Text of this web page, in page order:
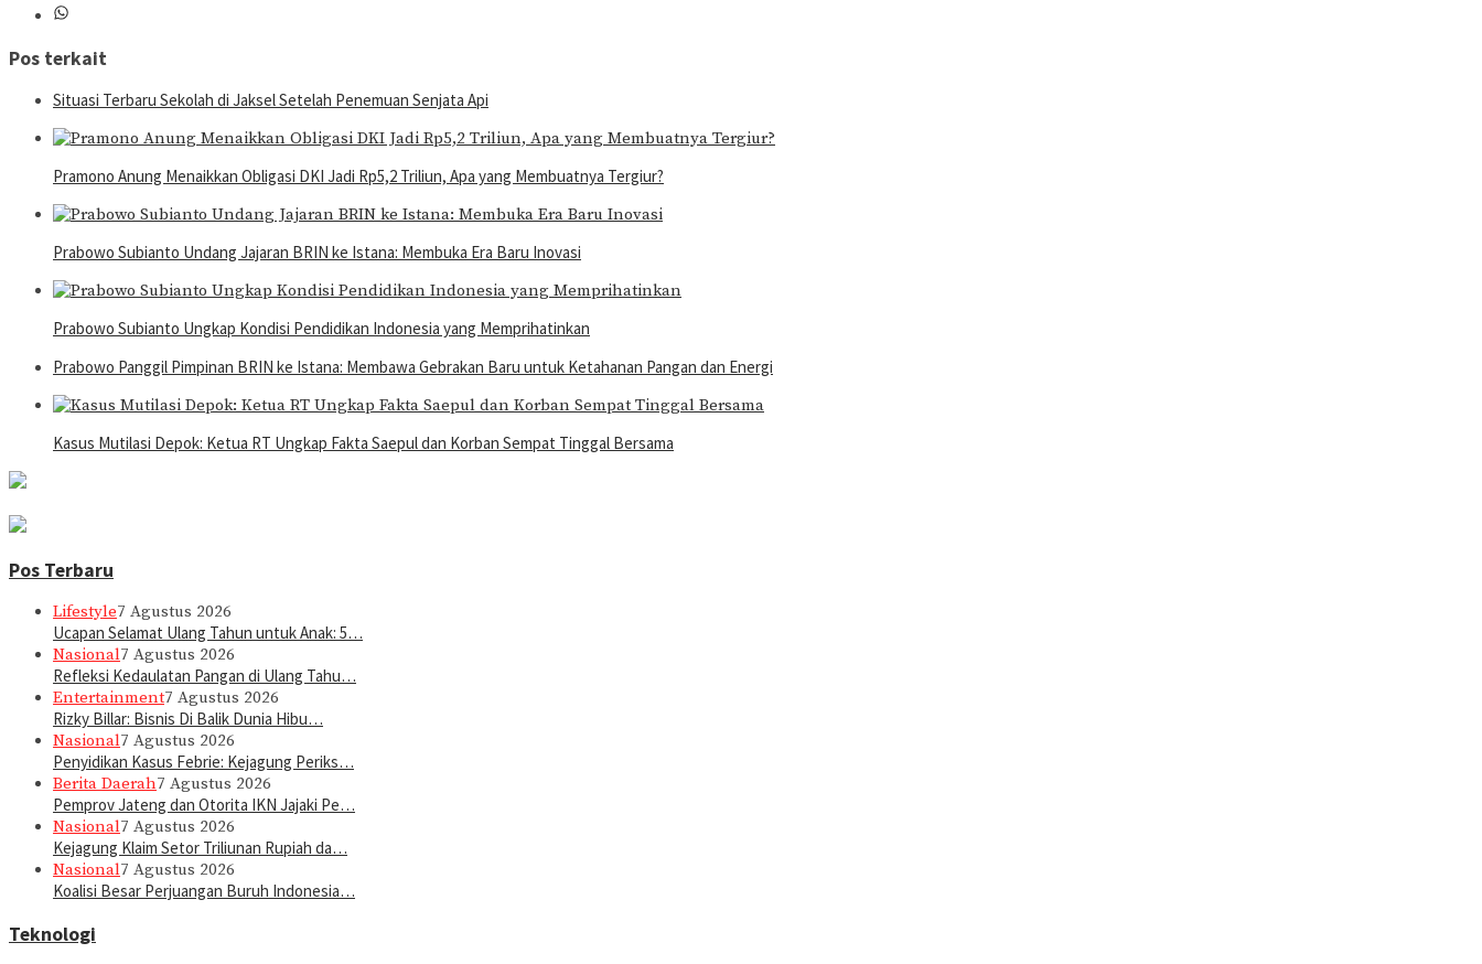
Pos terkait
Situasi Terbaru Sekolah di Jaksel Setelah Penemuan Senjata Api
Pramono Anung Menaikkan Obligasi DKI Jadi Rp5,2 Triliun, Apa yang Membuatnya Tergiur?
Prabowo Subianto Undang Jajaran BRIN ke Istana: Membuka Era Baru Inovasi
Prabowo Subianto Ungkap Kondisi Pendidikan Indonesia yang Memprihatinkan
Prabowo Panggil Pimpinan BRIN ke Istana: Membawa Gebrakan Baru untuk Ketahanan Pangan dan Energi
Kasus Mutilasi Depok: Ketua RT Ungkap Fakta Saepul dan Korban Sempat Tinggal Bersama
Pos Terbaru
Lifestyle7 Agustus 2026
Ucapan Selamat Ulang Tahun untuk Anak: 5…
Nasional7 Agustus 2026
Refleksi Kedaulatan Pangan di Ulang Tahu…
Entertainment7 Agustus 2026
Rizky Billar: Bisnis Di Balik Dunia Hibu…
Nasional7 Agustus 2026
Penyidikan Kasus Febrie: Kejagung Periks…
Berita Daerah7 Agustus 2026
Pemprov Jateng dan Otorita IKN Jajaki Pe…
Nasional7 Agustus 2026
Kejagung Klaim Setor Triliunan Rupiah da…
Nasional7 Agustus 2026
Koalisi Besar Perjuangan Buruh Indonesia…
Teknologi